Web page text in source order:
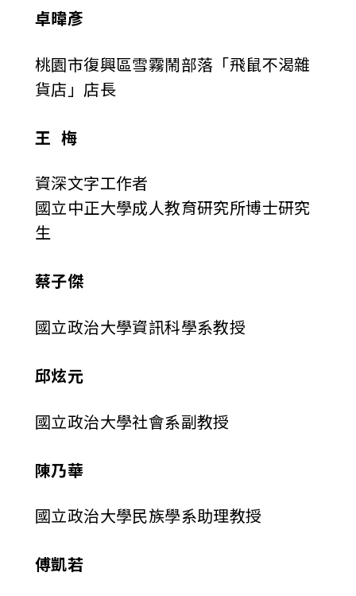
卓暐彥
桃園市復興區雪霧鬧部落「飛鼠不渴雜
貨店」店長
王 梅
資深文字工作者
國立中正大學成人教育研究所博士研究
生
蔡子傑
國立政治大學資訊科學系教授
邱炫元
國立政治大學社會系副教授
陳乃華
國立政治大學民族學系助理教授
傅凱若